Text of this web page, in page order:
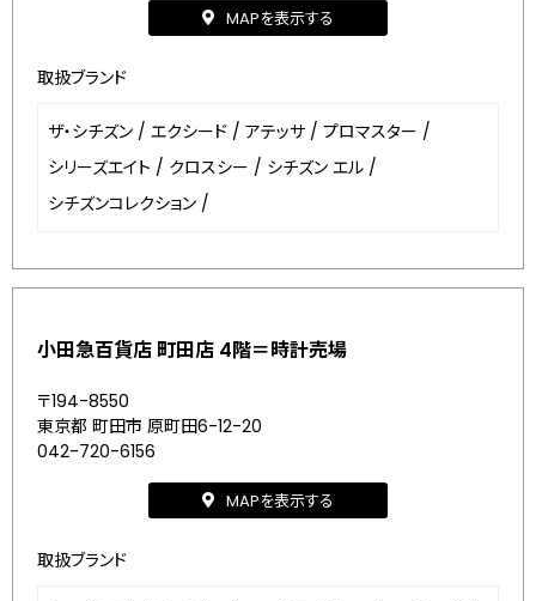
MAPを表示する
取扱ブランド
ザ・シチズン / エクシード / アテッサ / プロマスター /
シリーズエイト / クロスシー / シチズン エル /
シチズンコレクション /
小田急百貨店 町田店 4階＝時計売場
〒194-8550
東京都 町田市 原町田6-12-20
042-720-6156
MAPを表示する
取扱ブランド